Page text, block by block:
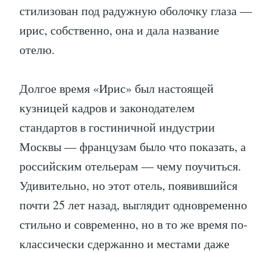
стилизован под радужную оболочку глаза —
ирис, собственно, она и дала название
отелю.
Долгое время «Ирис» был настоящей
кузницей кадров и законодателем
стандартов в гостиничной индустрии
Москвы — французам было что показать, а
российским отельерам — чему поучиться.
Удивительно, но этот отель, появившийся
почти 25 лет назад, выглядит одновременно
стильно и современно, но в то же время по-
классически сдержанно и местами даже